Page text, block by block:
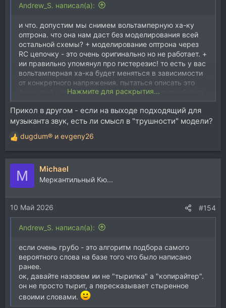
Andrew_S. написал(а):
и что. допустим мы снимем вольтамперную ха-ку
оптрона. что она нам даст без моделирования всей
остальной схемы? + моделирование оптрона через
RC цепочку - это очень оригинально но не работает. +
ии правильно упомянул про гистерезис! то есть у вас
вольтамперная ха-ка будет меняться в зависимости
от конкретного напряжения. пытаться описать это
формулой сложно. теоретически можно попробовать
описать через здоровенную многомерную таблицу,
но сперва надо разработать корректную методику
сьема и сделать лабораторную работу по заполнению
Нажмите для раскрытия...
Прикол в другом - если на выходе подходящий для
музыканта звук, есть ли смысл в "трушности" модели?
Р
е
а
и
и
:
dugdum® и evgeny26
M Michael
Меркантильный Кю...
10 Май 2026 #154
Andrew_S. написал(а):
если очень грубо - это алгоритм подбора самого
вероятного слова на базе того что было написано
ранее.
ок, давайте назовем ии не "тырилка" а "копирайтер".
он не просто тырит, а пересказывает стыренное
своими словами.